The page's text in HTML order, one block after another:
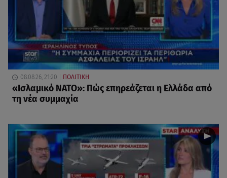
08.08.26, 21:20 ΠΟΛΙΤΙΚΗ
«Ισλαμικό ΝΑΤΟ»: Πώς επηρεάζεται η Ελλάδα από
τη νέα συμμαχία